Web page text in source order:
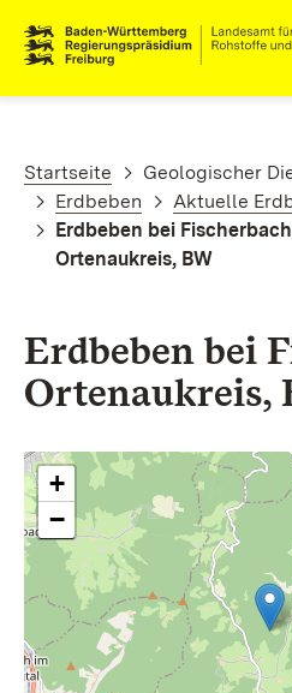
Pfadnavigation
Startseite
Geologischer
Erdbeben
Aktuelle
Erdbeben bei
Ortenaukreis, BW
Erdbeben bei
Ortenaukreis,
+
−